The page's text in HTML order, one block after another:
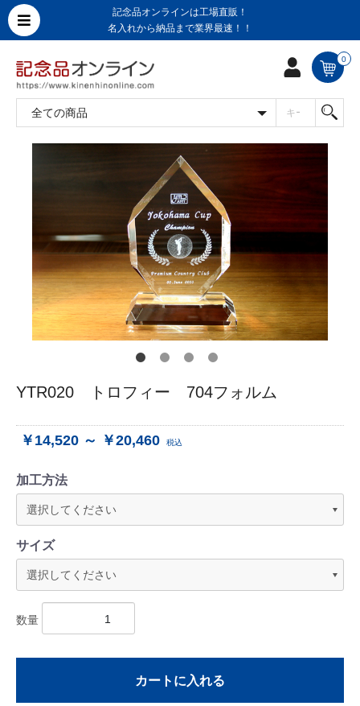
記念品オンラインは工場直販！
名入れから納品まで業界最速！！
0
YTR020 トロフィー 704フォルム
￥14,520 ～ ￥20,460 税込
加工方法
サイズ
数量
カートに入れる